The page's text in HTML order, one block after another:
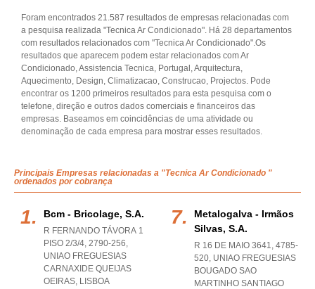
Foram encontrados 21.587 resultados de empresas relacionadas com
a pesquisa realizada "Tecnica Ar Condicionado". Há 28 departamentos
com resultados relacionados com "Tecnica Ar Condicionado".Os
resultados que aparecem podem estar relacionados com Ar
Condicionado, Assistencia Tecnica, Portugal, Arquitectura,
Aquecimento, Design, Climatizacao, Construcao, Projectos. Pode
encontrar os 1200 primeiros resultados para esta pesquisa com o
telefone, direção e outros dados comerciais e financeiros das
empresas. Baseamos em coincidências de uma atividade ou
denominação de cada empresa para mostrar esses resultados.
Principais Empresas relacionadas a "Tecnica Ar Condicionado "
ordenados por cobrança
Bcm - Bricolage, S.a.
R FERNANDO TÁVORA 1
PISO 2/3/4, 2790-256,
UNIAO FREGUESIAS
CARNAXIDE QUEIJAS
OEIRAS, LISBOA
Metalogalva - Irmãos
Silvas, S.a.
R 16 DE MAIO 3641, 4785-
520, UNIAO FREGUESIAS
BOUGADO SAO
MARTINHO SANTIAGO